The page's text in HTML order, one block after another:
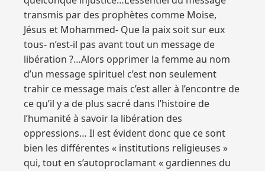
transmis par des prophètes comme Moise,
Jésus et Mohammed- Que la paix soit sur eux
tous- n’est-il pas avant tout un message de
libération ?…Alors opprimer la femme au nom
d’un message spirituel c’est non seulement
trahir ce message mais c’est aller à l’encontre de
ce qu’il y a de plus sacré dans l’histoire de
l’humanité à savoir la libération des
oppressions… Il est évident donc que ce sont
bien les différentes « institutions religieuses »
qui, tout en s’autoproclamant « gardiennes du